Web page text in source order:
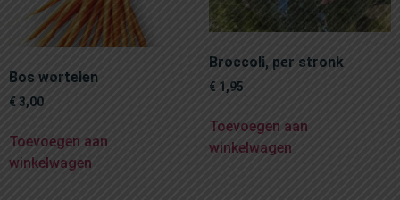
Bos wortelen
€3,00
Toevoegen aan
winkelwagen
Broccoli, per stronk
€ 1,95
Toevoegen aan
winkelwagen